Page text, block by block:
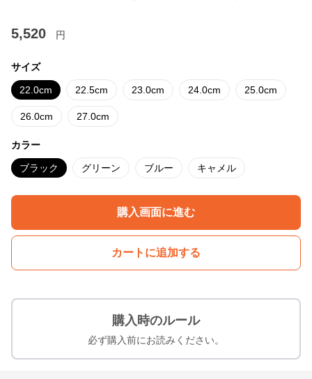
5,520 円
サイズ
22.0cm 22.5cm 23.0cm 24.0cm 25.0cm
26.0cm 27.0cm
カラー
ブラック グリーン ブルー キャメル
購入画面に進む
カートに追加する
購入時のルール
必ず購入前にお読みください。